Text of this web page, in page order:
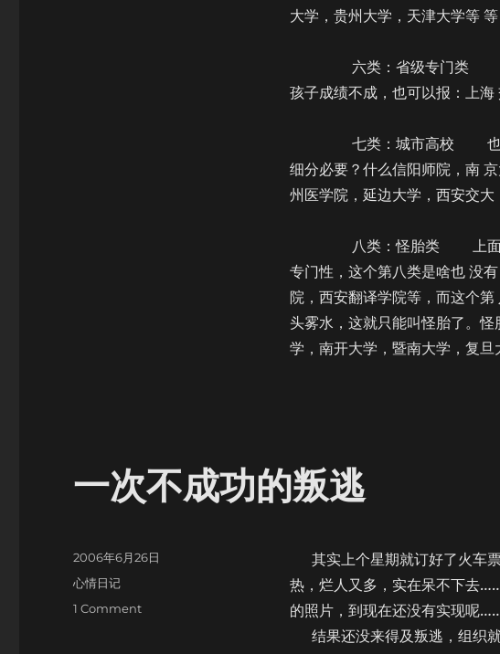
大学，贵州大学，天津大学等
六类：省级专门类 从这
孩子成绩不成，也可以报：上海
七类：城市高校 也就不
细分必要？什么信阳师院，南
州医学院，延边大学，西安交大
八类：怪胎类 上面七类
专门性，这个第八类是啥也 没
院，西安翻译学院等，而这个
头雾水，这就只能叫怪胎了。
学，南开大学，暨南大学，复旦
一次不成功的叛逃
其实上个星期就订好了火车
热，烂人又多，实在呆不下去
的照片，到现在还没有实现呢
结果还没来得及叛逃，组织
Posted
on
2006年6月26日
Categories
心情日记
1 Commenton